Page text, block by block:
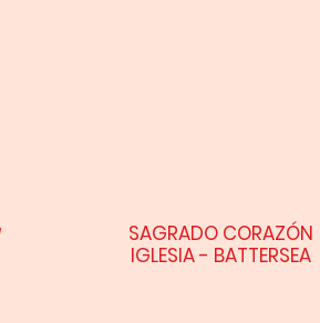
SAGRADO CORAZÓN
IGLESIA - BATTERSEA